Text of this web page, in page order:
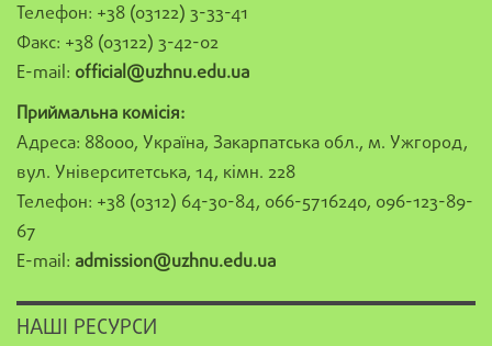
Телефон: +38 (03122) 3-33-41
Факс: +38 (03122) 3-42-02
E-mail: official@uzhnu.edu.ua
Приймальна комісія:
Адреса: 88000, Україна, Закарпатська обл., м. Ужгород,
вул. Університетська, 14, кімн. 228
Телефон: +38 (0312) 64-30-84, 066-5716240, 096-123-89-
67
E-mail: admission@uzhnu.edu.ua
НАШІ РЕСУРСИ